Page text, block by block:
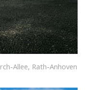
Allee, Rath-Anhoven